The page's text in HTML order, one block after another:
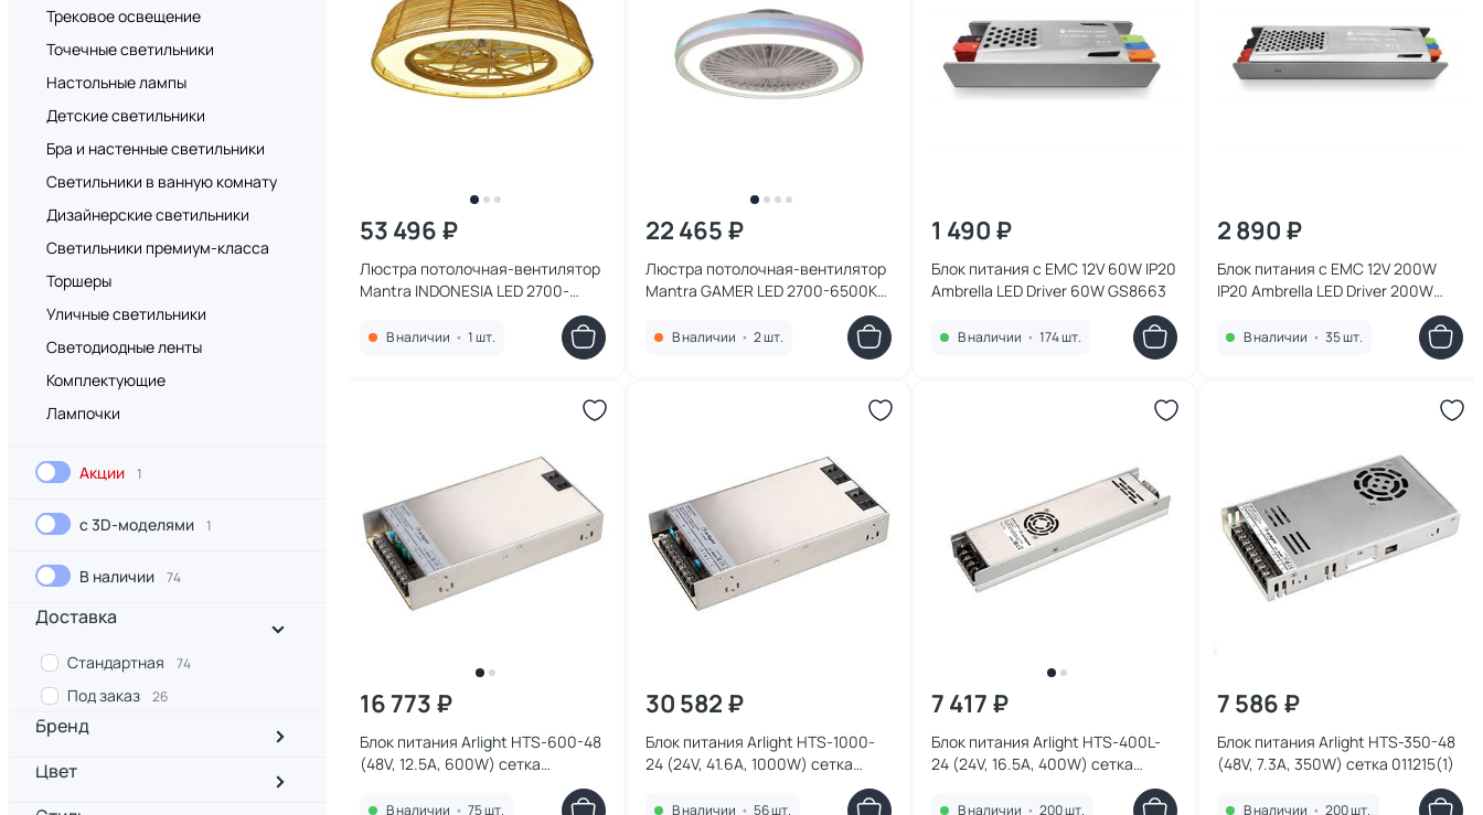
Трековое освещение
Точечные светильники
Настольные лампы
Детские светильники
Бра и настенные светильники
Светильники в ванную комнату
Дизайнерские светильники
Светильники премиум-класса
Торшеры
Уличные светильники
Светодиодные ленты
Комплектующие
Лампочки
Акции 1
с 3D-моделями 1
В наличии 74
Доставка
Стандартная 74
Под заказ 26
Бренд
Цвет
53 496 ₽
Люстра потолочная-вентилятор
Mantra INDONESIA LED 2700-
5000К (теплый,белый,холодный)
70W 7810
В наличии • 1 шт.
22 465 ₽
Люстра потолочная-вентилятор
Mantra GAMER LED 2700-6500К
(теплый,белый,холодный) 40W
8291В наличии • 2 шт.
1 490 ₽
Блок питания с EMC 12V 60W IP20
Ambrella LED Driver 60W GS8663
В наличии • 174 шт.
2 890 ₽
Блок питания с EMC 12V 200W
IP20 Ambrella LED Driver 200W
В наличии • 35 шт.
16 773 ₽
Блок питания Arlight HTS-600-48
(48V, 12.5A, 600W) сетка
В наличии • 75 шт.
30 582 ₽
Блок питания Arlight HTS-1000-
24 (24V, 41.6A, 1000W) сетка
В наличии • 56 шт.
7 417 ₽
Блок питания Arlight HTS-400L-
24 (24V, 16.5A, 400W) сетка
В наличии • 200 шт.
7 586 ₽
Блок питания Arlight HTS-350-48
(48V, 7.3A, 350W) сетка 011215(1)
В наличии • 200 шт.